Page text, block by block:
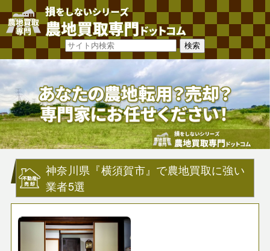
神奈川県『横須賀市』で農地買取に強い
業者5選